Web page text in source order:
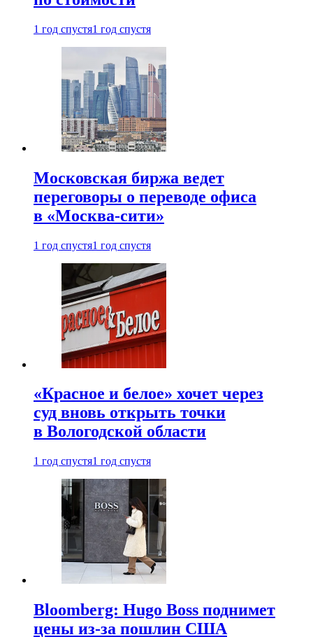
1 год спустя1 год спустя
Московская биржа ведет
переговоры о переводе офиса
в «Москва-сити»
1 год спустя1 год спустя
«Красное и белое» хочет через
суд вновь открыть точки
в Вологодской области
1 год спустя1 год спустя
Bloomberg: Hugo Boss поднимет
цены из-за пошлин США